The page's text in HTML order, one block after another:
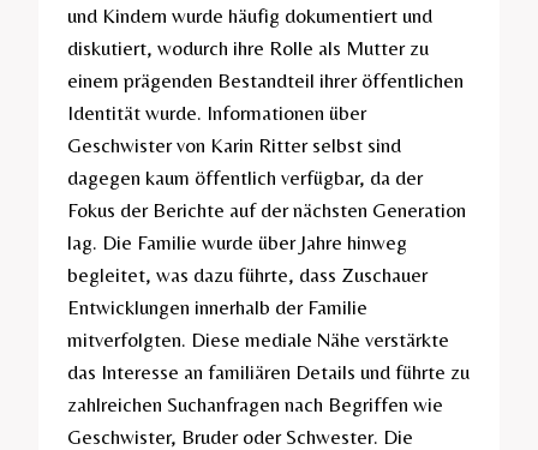
und Kindern wurde häufig dokumentiert und
diskutiert, wodurch ihre Rolle als Mutter zu
einem prägenden Bestandteil ihrer öffentlichen
Identität wurde. Informationen über
Geschwister von Karin Ritter selbst sind
dagegen kaum öffentlich verfügbar, da der
Fokus der Berichte auf der nächsten Generation
lag. Die Familie wurde über Jahre hinweg
begleitet, was dazu führte, dass Zuschauer
Entwicklungen innerhalb der Familie
mitverfolgten. Diese mediale Nähe verstärkte
das Interesse an familiären Details und führte zu
zahlreichen Suchanfragen nach Begriffen wie
Geschwister, Bruder oder Schwester. Die